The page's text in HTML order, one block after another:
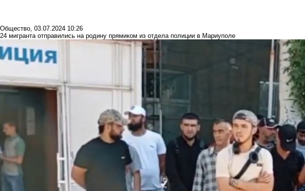
Общество 03.07.2024 10:26
24 мигранта отправились на родину прямиком из отдела полиции в Мариуполе